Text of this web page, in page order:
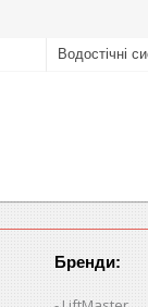
Водостічні
Бренди: